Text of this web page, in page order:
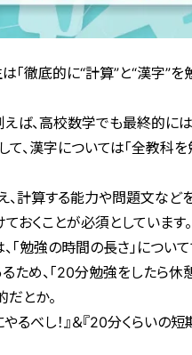
「徹底的に“計算”と“漢字”を
ば、高校数学でも最終的に
して、漢字については「全教
、計算する能力や問題文な
おくことが必須としています。
「勉強の時間の長さ」について
め、「20分勉強をしたら休
とか。
べし！』＆『20分くらいの短